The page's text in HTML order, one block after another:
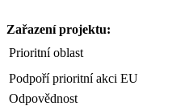
Zařazení projektu:
Prioritní oblast
Podpoří prioritní akci EU
Odpovědnost